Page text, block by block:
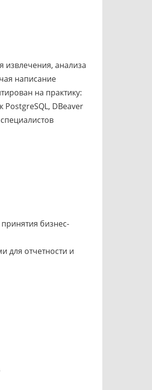
извлечения, анализа
написание
на практику:
DBeaver
бизнес-
для отчетности и